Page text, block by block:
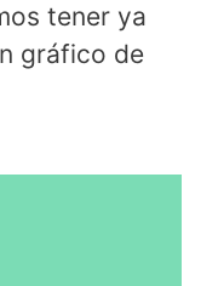
tener ya
gráfico de